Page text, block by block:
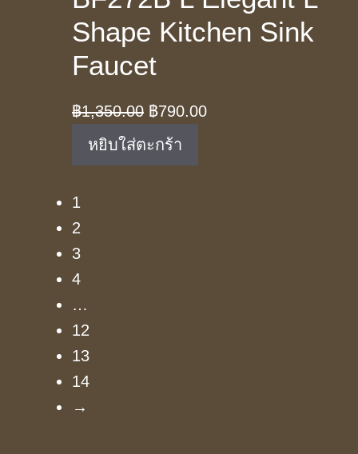
Shape Kitchen Sink
Faucet
฿1,350.00 Original
price
was:
฿790.00Current
หยิบใส่ตะกร้า
1
2
3
4
…
12
13
14
→